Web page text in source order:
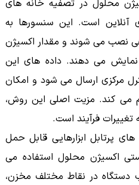
محلول در تصفیه خانه های
آنلاین است. این سنسورها به
نصب می شوند و مقدار اکسیژن
می دهند. داده های این
مرکزی ارسال می شود و امکان
می کند. مزیت اصلی این روش،
فرآیند است.
های پرتابل ابزارهایی قابل حمل
اکسیژن محلول استفاده می
دستگاه در نقاط مختلف مخزن،